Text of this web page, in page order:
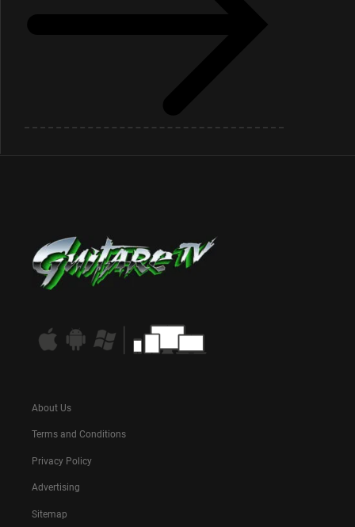
About Us
Terms and Conditions
Privacy Policy
Advertising
Sitemap